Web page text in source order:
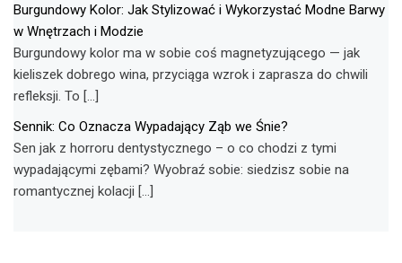
Burgundowy Kolor: Jak Stylizować i Wykorzystać Modne Barwy
w Wnętrzach i Modzie
Burgundowy kolor ma w sobie coś magnetyzującego — jak
kieliszek dobrego wina, przyciąga wzrok i zaprasza do chwili
refleksji. To […]
Sennik: Co Oznacza Wypadający Ząb we Śnie?
Sen jak z horroru dentystycznego – o co chodzi z tymi
wypadającymi zębami? Wyobraź sobie: siedzisz sobie na
romantycznej kolacji […]